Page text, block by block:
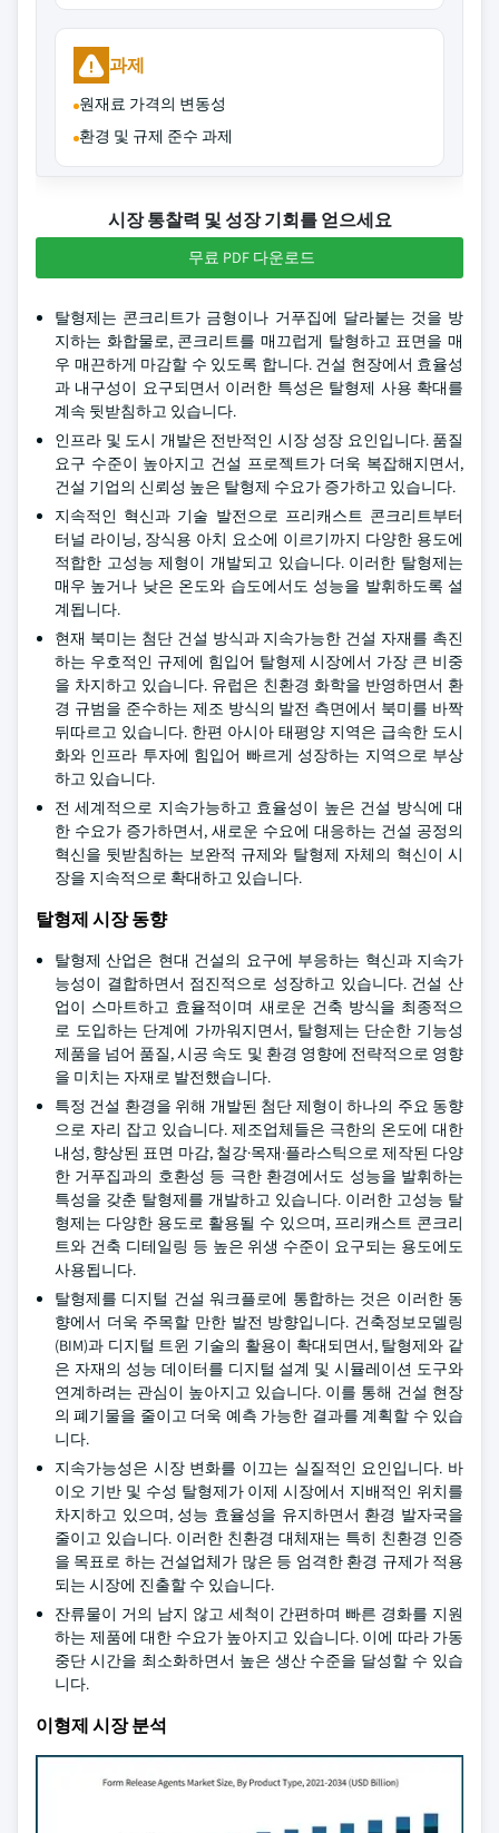
과제
원재료 가격의 변동성
환경 및 규제 준수 과제
시장 통찰력 및 성장 기회를 얻으세요
무료 PDF 다운로드
탈형제는 콘크리트가 금형이나 거푸집에 달라붙는 것을 방
지하는 화합물로, 콘크리트를 매끄럽게 탈형하고 표면을 매
우 매끈하게 마감할 수 있도록 합니다. 건설 현장에서 효율성
과 내구성이 요구되면서 이러한 특성은 탈형제 사용 확대를
계속 뒷받침하고 있습니다.
인프라 및 도시 개발은 전반적인 시장 성장 요인입니다. 품질
요구 수준이 높아지고 건설 프로젝트가 더욱 복잡해지면서,
건설 기업의 신뢰성 높은 탈형제 수요가 증가하고 있습니다.
지속적인 혁신과 기술 발전으로 프리캐스트 콘크리트부터
터널 라이닝, 장식용 아치 요소에 이르기까지 다양한 용도에
적합한 고성능 제형이 개발되고 있습니다. 이러한 탈형제는
매우 높거나 낮은 온도와 습도에서도 성능을 발휘하도록 설
계됩니다.
현재 북미는 첨단 건설 방식과 지속가능한 건설 자재를 촉진
하는 우호적인 규제에 힘입어 탈형제 시장에서 가장 큰 비중
을 차지하고 있습니다. 유럽은 친환경 화학을 반영하면서 환
경 규범을 준수하는 제조 방식의 발전 측면에서 북미를 바짝
뒤따르고 있습니다. 한편 아시아 태평양 지역은 급속한 도시
화와 인프라 투자에 힘입어 빠르게 성장하는 지역으로 부상
하고 있습니다.
전 세계적으로 지속가능하고 효율성이 높은 건설 방식에 대
한 수요가 증가하면서, 새로운 수요에 대응하는 건설 공정의
혁신을 뒷받침하는 보완적 규제와 탈형제 자체의 혁신이 시
장을 지속적으로 확대하고 있습니다.
탈형제 시장 동향
탈형제 산업은 현대 건설의 요구에 부응하는 혁신과 지속가
능성이 결합하면서 점진적으로 성장하고 있습니다. 건설 산
업이 스마트하고 효율적이며 새로운 건축 방식을 최종적으
로 도입하는 단계에 가까워지면서, 탈형제는 단순한 기능성
제품을 넘어 품질, 시공 속도 및 환경 영향에 전략적으로 영향
을 미치는 자재로 발전했습니다.
특정 건설 환경을 위해 개발된 첨단 제형이 하나의 주요 동향
으로 자리 잡고 있습니다. 제조업체들은 극한의 온도에 대한
내성, 향상된 표면 마감, 철강·목재·플라스틱으로 제작된 다양
한 거푸집과의 호환성 등 극한 환경에서도 성능을 발휘하는
특성을 갖춘 탈형제를 개발하고 있습니다. 이러한 고성능 탈
형제는 다양한 용도로 활용될 수 있으며, 프리캐스트 콘크리
트와 건축 디테일링 등 높은 위생 수준이 요구되는 용도에도
사용됩니다.
탈형제를 디지털 건설 워크플로에 통합하는 것은 이러한 동
향에서 더욱 주목할 만한 발전 방향입니다. 건축정보모델링
(BIM)과 디지털 트윈 기술의 활용이 확대되면서, 탈형제와 같
은 자재의 성능 데이터를 디지털 설계 및 시뮬레이션 도구와
연계하려는 관심이 높아지고 있습니다. 이를 통해 건설 현장
의 폐기물을 줄이고 더욱 예측 가능한 결과를 계획할 수 있습
니다.
지속가능성은 시장 변화를 이끄는 실질적인 요인입니다. 바
이오 기반 및 수성 탈형제가 이제 시장에서 지배적인 위치를
차지하고 있으며, 성능 효율성을 유지하면서 환경 발자국을
줄이고 있습니다. 이러한 친환경 대체재는 특히 친환경 인증
을 목표로 하는 건설업체가 많은 등 엄격한 환경 규제가 적용
되는 시장에 진출할 수 있습니다.
잔류물이 거의 남지 않고 세척이 간편하며 빠른 경화를 지원
하는 제품에 대한 수요가 높아지고 있습니다. 이에 따라 가동
중단 시간을 최소화하면서 높은 생산 수준을 달성할 수 있습
니다.
이형제 시장 분석